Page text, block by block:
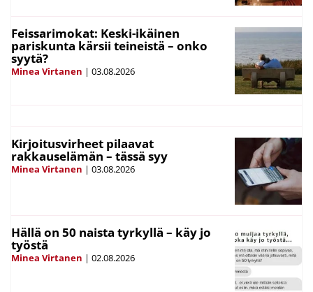
Feissarimokat: Keski-ikäinen
pariskunta kärsii teineistä – onko
syytä?
Minea Virtanen | 03.08.2026
Kirjoitusvirheet pilaavat
rakkauselämän – tässä syy
Minea Virtanen | 03.08.2026
Hällä on 50 naista tyrkyllä – käy jo
työstä
Minea Virtanen | 02.08.2026